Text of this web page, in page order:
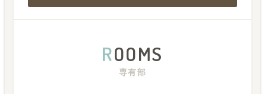
ROOMS
専有部